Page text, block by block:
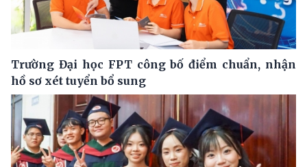
Trường Đại học FPT công bố điểm chuẩn, nhận
hồ sơ xét tuyển bổ sung